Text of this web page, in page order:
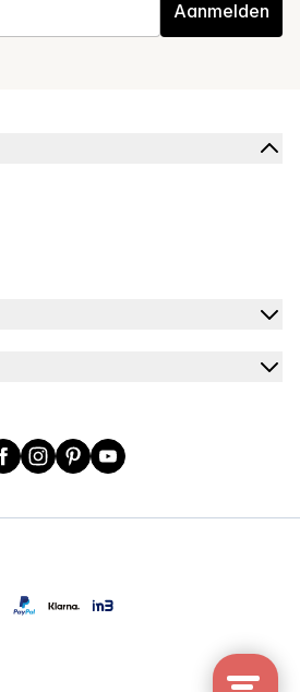
Aanmelden
Facebook
Instagram
PinterestYouTube